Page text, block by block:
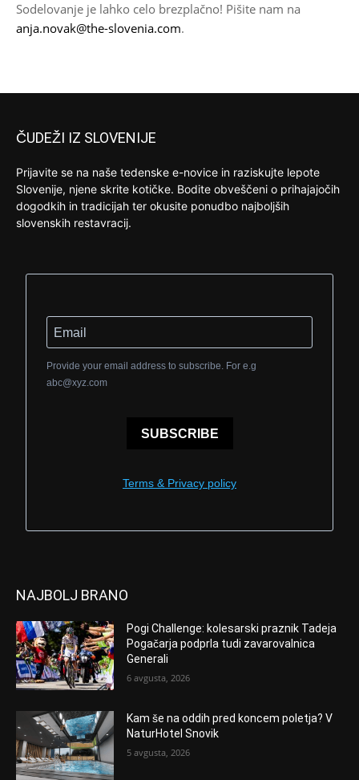
Sodelovanje je lahko celo brezplačno! Pišite nam na
anja.novak@the-slovenia.com.
ČUDEŽI IZ SLOVENIJE
Prijavite se na naše tedenske e-novice in raziskujte lepote
Slovenije, njene skrite kotičke. Bodite obveščeni o prihajajočih
dogodkih in tradicijah ter okusite ponudbo najboljših
slovenskih restavracij.
Provide your email address to subscribe. For e.g
abc@xyz.com
SUBSCRIBE
Terms & Privacy policy
NAJBOLJ BRANO
Pogi Challenge: kolesarski praznik Tadeja
Pogačarja podprla tudi zavarovalnica
Generali
6 avgusta, 2026
Kam še na oddih pred koncem poletja? V
NaturHotel Snovik
5 avgusta, 2026